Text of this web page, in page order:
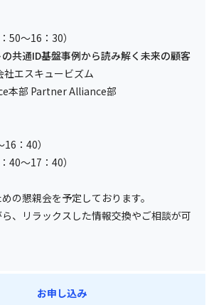
：50～16：30）
共通ID基盤事例から読み解く未来の顧客
社エスキュービズム
本部 Partner Alliance部
16：40）
：40～17：40）
の懇親会を予定しております。
、リラックスした情報交換やご相談が可
お申し込み